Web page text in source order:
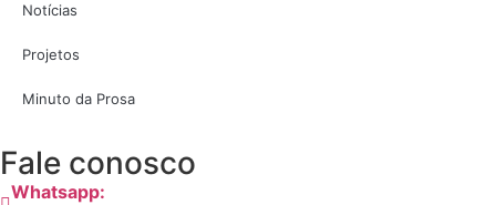
Notícias
Projetos
Minuto da Prosa
Fale conosco
Whatsapp: